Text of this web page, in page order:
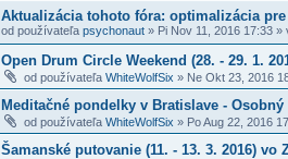
Aktualizácia tohoto fóra: optimalizácia
od používateľa psychonaut » Pi Nov 11, 2016 17:33 »
Open Drum Circle Weekend (28. - 29. 1.
od používateľa WhiteWolfSix » Ne Okt 23, 2016
Meditačné pondelky v Bratislave -
od používateľa WhiteWolfSix » Po Aug 22, 2016
Šamanské putovanie (11. - 13. 3. 2016) vo